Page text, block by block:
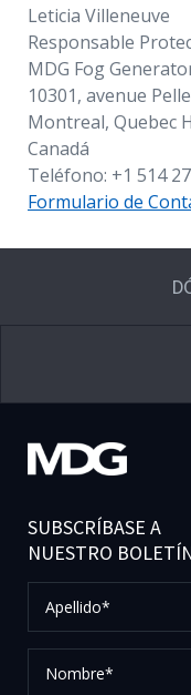
Leticia Villeneuve
Responsable
MDG Fog
10301, avenue
Montreal, Quebec
Canadá
Teléfono: +1 514
Formulario de
SUBSCRÍBASE A
NUESTRO